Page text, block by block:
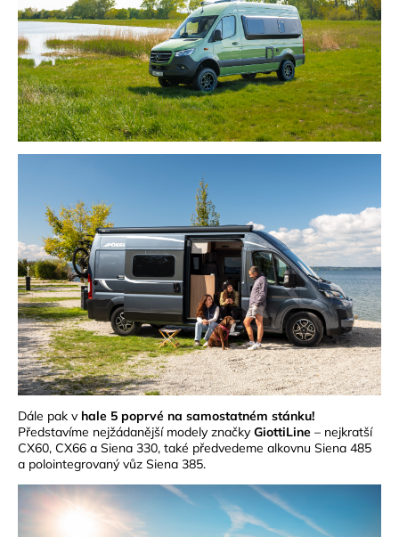
Dále pak v hale 5 poprvé na samostatném stánku!
Představíme nejžádanější modely značky GiottiLine – nejkratší
CX60, CX66 a Siena 330, také předvedeme alkovnu Siena 485
a polointegrovaný vůz Siena 385.